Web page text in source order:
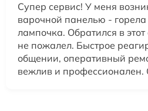
Супер сервис! У меня
варочной панелью - горела
лампочка. Обратился в
не пожалел. Быстрое
общении, оперативный
вежлив и